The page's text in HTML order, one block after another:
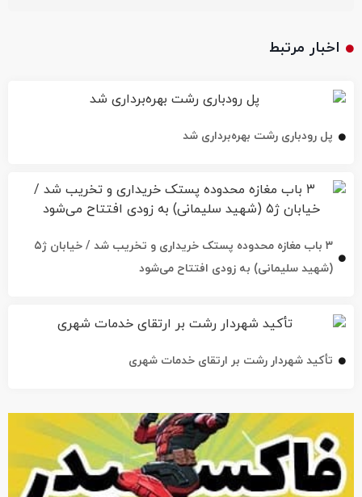
اخبار مرتبط
پل رودباری رشت بهره‌برداری شد
۳ باب مغازه محدوده پستک خریداری و تخریب شد / خیابان ژ۵
(شهید سلیمانی) به زودی افتتاح می‌شود
تأکید شهردار رشت بر ارتقای خدمات شهری